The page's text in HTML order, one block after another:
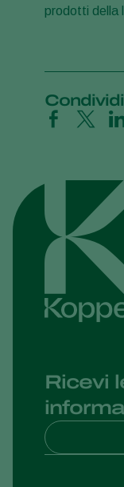
prodotti della
Ricevi